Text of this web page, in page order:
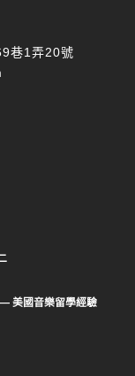
巷1弄20號
美國音樂留學經驗